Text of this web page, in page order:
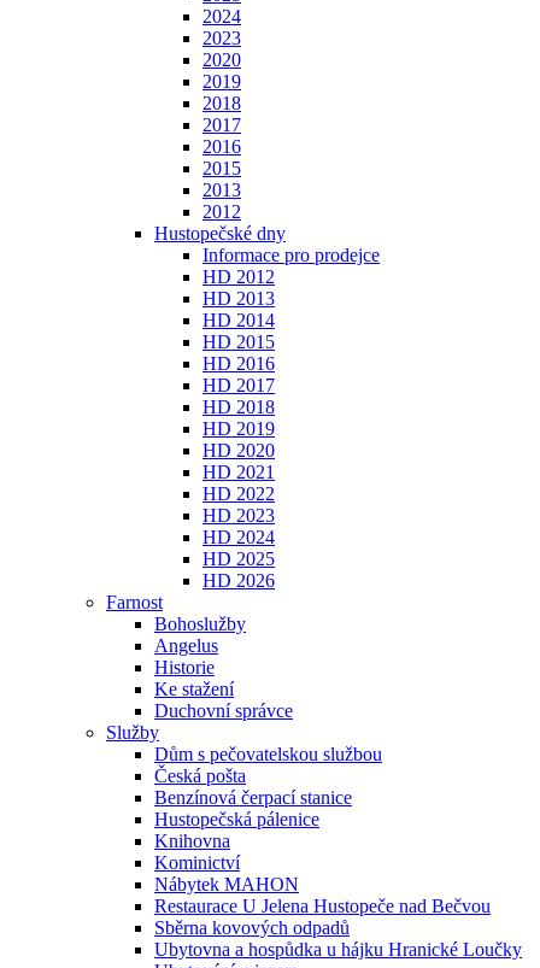
2024
2023
2020
2019
2018
2017
2016
2015
2013
2012
Hustopečské dny
Informace pro prodejce
HD 2012
HD 2013
HD 2014
HD 2015
HD 2016
HD 2017
HD 2018
HD 2019
HD 2020
HD 2021
HD 2022
HD 2023
HD 2024
HD 2025
HD 2026
Farnost
Bohoslužby
Angelus
Historie
Ke stažení
Duchovní správce
Služby
Dům s pečovatelskou službou
Česká pošta
Benzínová čerpací stanice
Hustopečská pálenice
Knihovna
Kominictví
Nábytek MAHON
Restaurace U Jelena Hustopeče nad Bečvou
Sběrna kovových odpadů
Ubytovna a hospůdka u hájku Hranické Loučky